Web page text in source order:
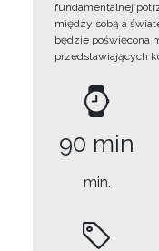
fundamentalnej
między sobą a
będzie poświęcona
przedstawiających
90 min
min.